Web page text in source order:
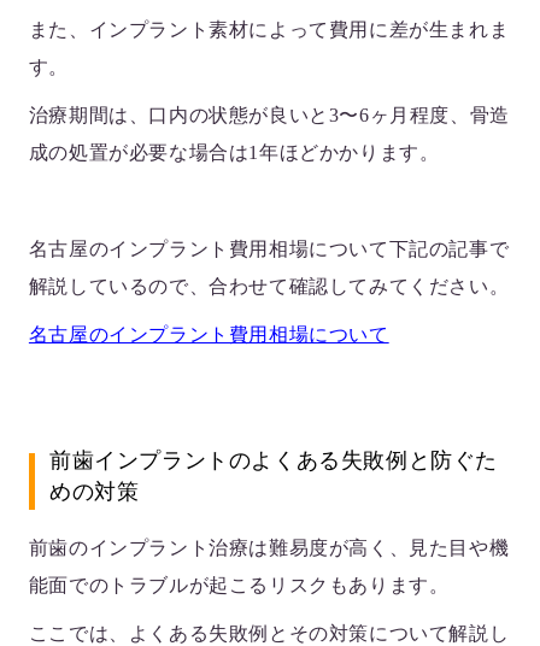
また、インプラント素材によって費用に差が生まれま
す。
治療期間は、口内の状態が良いと3〜6ヶ月程度、骨造
成の処置が必要な場合は1年ほどかかります。
名古屋のインプラント費用相場について下記の記事で
解説しているので、合わせて確認してみてください。
名古屋のインプラント費用相場について
前歯インプラントのよくある失敗例と防ぐた
めの対策
前歯のインプラント治療は難易度が高く、見た目や機
能面でのトラブルが起こるリスクもあります。
ここでは、よくある失敗例とその対策について解説し